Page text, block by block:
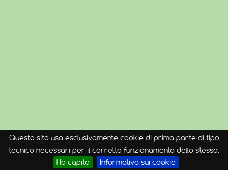
Questo sito usa esclusivamente cookie di prima parte di tipo
tecnico necessari per il corretto funzionamento dello stesso.
Ho capito
Informativa sui cookie